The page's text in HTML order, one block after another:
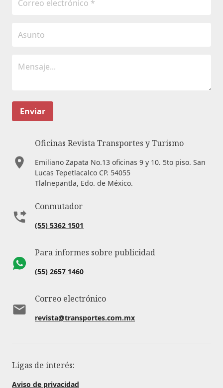
Enviar
Oficinas Revista Transportes y Turismo
Emiliano Zapata No.13 oficinas 9 y 10. 5to piso. San
Lucas Tepetlacalco CP. 54055
Tlalnepantla, Edo. de México.
Conmutador
(55) 5362 1501
Para informes sobre publicidad
(55) 2657 1460
Correo electrónico
revista@transportes.com.mx
Ligas de interés:
Aviso de privacidad